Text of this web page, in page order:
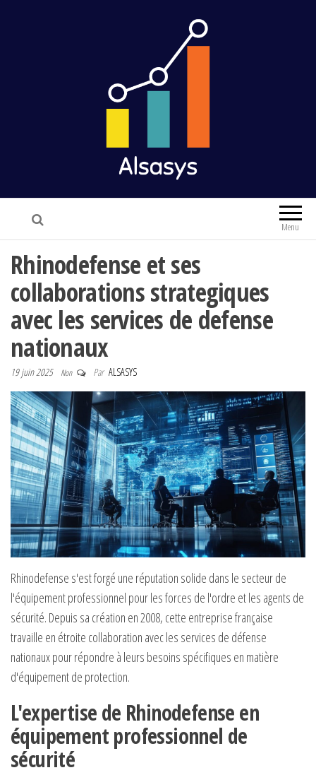
Alsasys Finance & Marketing
Menu
Rhinodefense et ses
collaborations strategiques
avec les services de defense
nationaux
19 juin 2025 Non Par ALSASYS
Rhinodefense s'est forgé une réputation solide dans le secteur de
l'équipement professionnel pour les forces de l'ordre et les agents de
sécurité. Depuis sa création en 2008, cette entreprise française
travaille en étroite collaboration avec les services de défense
nationaux pour répondre à leurs besoins spécifiques en matière
d'équipement de protection.
L'expertise de Rhinodefense en
équipement professionnel de
sécurité